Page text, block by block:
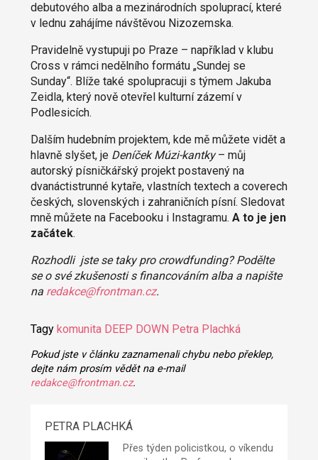
debutového alba a mezinárodních spoluprací, které
v lednu zahájíme návštěvou Nizozemska.
Pravidelně vystupuji po Praze – například v klubu
Cross v rámci nedělního formátu „Sundej se
Sunday“. Blíže také spolupracuji s týmem Jakuba
Zeidla, který nově otevřel kulturní zázemí v
Podlesicích.
Dalším hudebním projektem, kde mě můžete vidět a
hlavně slyšet, je Deníček Múzi-kantky– můj
autorský písničkářský projekt postavený na
dvanáctistrunné kytaře, vlastních textech a coverech
českých, slovenských i zahraničních písní. Sledovat
mně můžete na Facebooku i Instagramu. A to je jen
začátek.
Rozhodli jste se taky pro crowdfunding? Podělte
se o své zkušenosti s financováním alba a napište
na redakce@frontman.cz.
Tagy komunita DEEP DOWN Petra Plachká
Pokud jste v článku zaznamenali chybu nebo překlep,
dejte nám prosím vědět na e-mail
redakce@frontman.cz.
PETRA PLACHKÁ
Přes týden policistkou, o víkendu